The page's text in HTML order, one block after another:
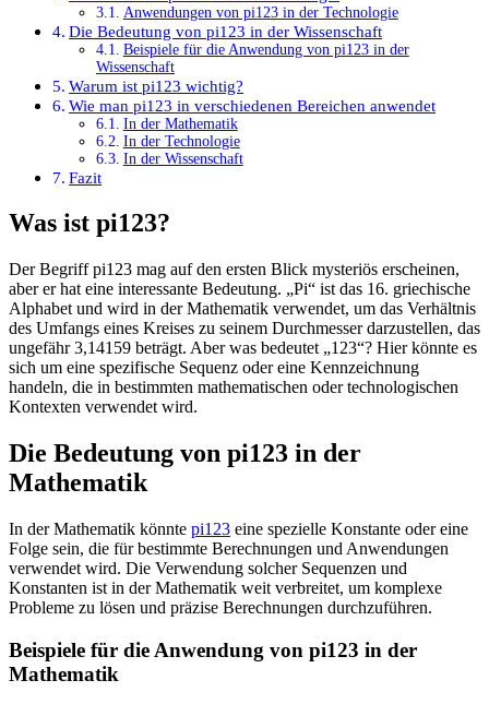
Anwendungen von pi123 in der Technologie
Die Bedeutung von pi123 in der Wissenschaft
Beispiele für die Anwendung von pi123 in der
Wissenschaft
Warum ist pi123 wichtig?
Wie man pi123 in verschiedenen Bereichen anwendet
In der Mathematik
In der Technologie
In der Wissenschaft
Fazit
Was ist pi123?
Der Begriff pi123 mag auf den ersten Blick mysteriös erscheinen,
aber er hat eine interessante Bedeutung. „Pi“ ist das 16. griechische
Alphabet und wird in der Mathematik verwendet, um das Verhältnis
des Umfangs eines Kreises zu seinem Durchmesser darzustellen, das
ungefähr 3,14159 beträgt. Aber was bedeutet „123“? Hier könnte es
sich um eine spezifische Sequenz oder eine Kennzeichnung
handeln, die in bestimmten mathematischen oder technologischen
Kontexten verwendet wird.
Die Bedeutung von pi123 in der
Mathematik
In der Mathematik könnte pi123 eine spezielle Konstante oder eine
Folge sein, die für bestimmte Berechnungen und Anwendungen
verwendet wird. Die Verwendung solcher Sequenzen und
Konstanten ist in der Mathematik weit verbreitet, um komplexe
Probleme zu lösen und präzise Berechnungen durchzuführen.
Beispiele für die Anwendung von pi123 in der
Mathematik